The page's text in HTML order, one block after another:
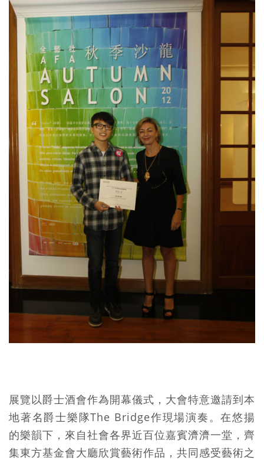
展覽以爵士酒會作為開幕儀式，大會特意邀請到本
地著名爵士樂隊The Bridge作現場演奏。在悠揚
的樂韻下，來自社會各界近百位嘉賓濟濟一堂，齊
集東方基金會大廳欣賞藝術作品，共同感受藝術之